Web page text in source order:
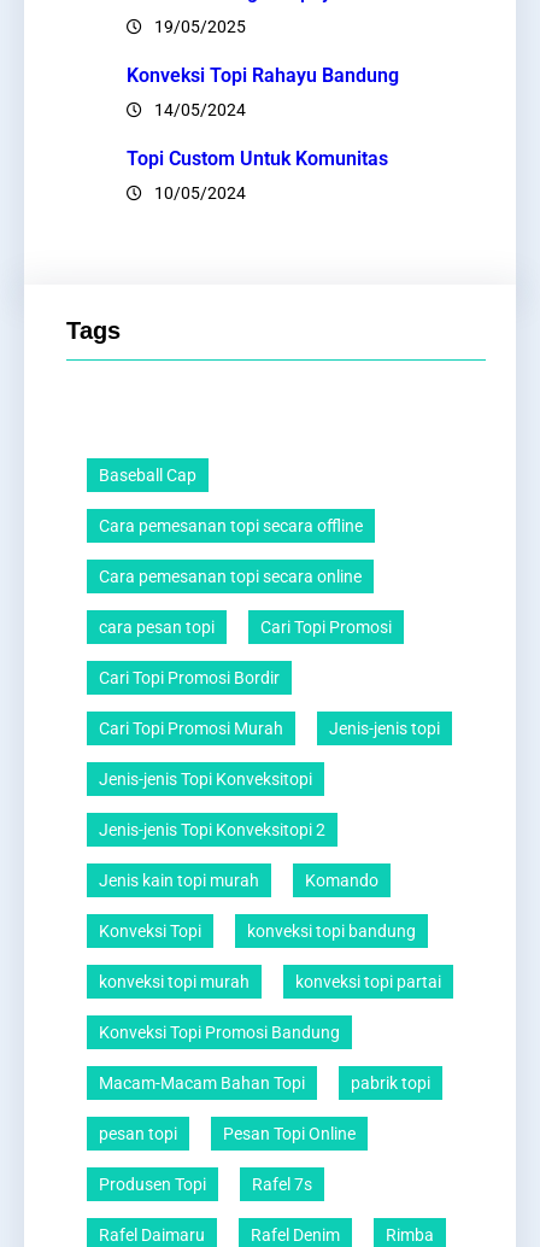
19/05/2025
Konveksi Topi Rahayu Bandung
14/05/2024
Topi Custom Untuk Komunitas
10/05/2024
Tags
Baseball Cap
Cara pemesanan topi secara offline
Cara pemesanan topi secara online
cara pesan topi Cari Topi Promosi
Cari Topi Promosi Bordir
Cari Topi Promosi Murah Jenis-jenis topi
Jenis-jenis Topi Konveksitopi
Jenis-jenis Topi Konveksitopi 2
Jenis kain topi murah Komando
Konveksi Topi konveksi topi bandung
konveksi topi murah konveksi topi partai
Konveksi Topi Promosi Bandung
Macam-Macam Bahan Topi pabrik topi
pesan topi Pesan Topi Online
Produsen Topi Rafel 7s
Rafel Daimaru Rafel Denim Rimba